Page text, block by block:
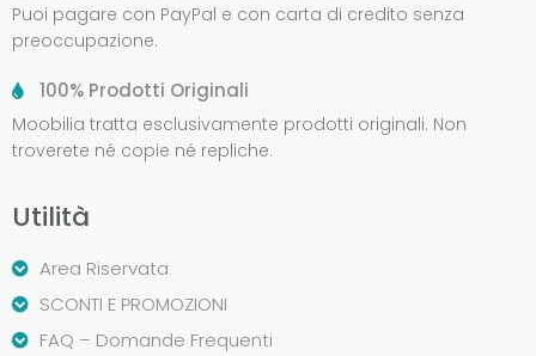
Puoi pagare con PayPal e con carta di credito senza
preoccupazione.
100% Prodotti Originali
Moobilia tratta esclusivamente prodotti originali. Non
troverete né copie né repliche.
Utilità
Area Riservata
SCONTI E PROMOZIONI
FAQ – Domande Frequenti